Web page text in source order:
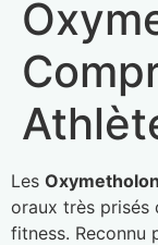
Les
oraux très prisés
fitness. Reconnu